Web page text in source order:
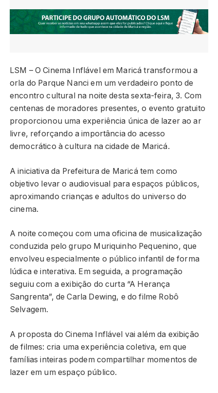
LSM – O Cinema Inflável em Maricá transformou a
orla do Parque Nanci em um verdadeiro ponto de
encontro cultural na noite desta sexta-feira, 3. Com
centenas de moradores presentes, o evento gratuito
proporcionou uma experiência única de lazer ao ar
livre, reforçando a importância do acesso
democrático à cultura na cidade de Maricá.
A iniciativa da Prefeitura de Maricá tem como
objetivo levar o audiovisual para espaços públicos,
aproximando crianças e adultos do universo do
cinema.
A noite começou com uma oficina de musicalização
conduzida pelo grupo Muriquinho Pequenino, que
envolveu especialmente o público infantil de forma
lúdica e interativa. Em seguida, a programação
seguiu com a exibição do curta “A Herança
Sangrenta”, de Carla Dewing, e do filme Robô
Selvagem.
A proposta do Cinema Inflável vai além da exibição
de filmes: cria uma experiência coletiva, em que
famílias inteiras podem compartilhar momentos de
lazer em um espaço público.